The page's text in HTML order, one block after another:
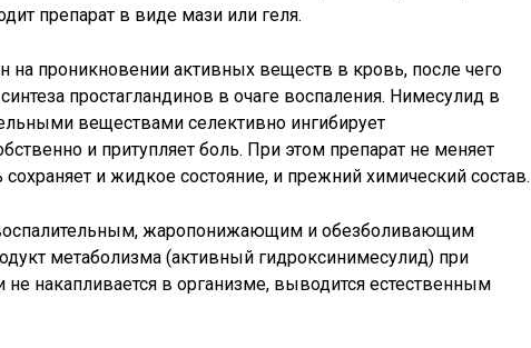
препарат в виде мази или геля.
на проникновении активных веществ в кровь, после чего
простагландинов в очаге воспаления. Нимесулид в
веществами селективно ингибирует
и притупляет боль. При этом препарат не меняет
сохраняет и жидкое состояние, и прежний химический состав.
жаропонижающим и обезболивающим
метаболизма (активный гидроксинимесулид) при
накапливается в организме, выводится естественным